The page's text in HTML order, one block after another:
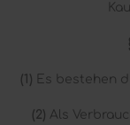
(1) Es bestehen
(2) Als